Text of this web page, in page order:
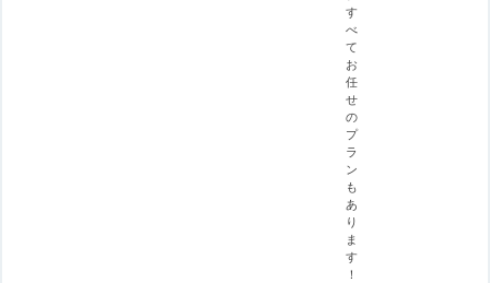
す
べ
て
お
任
せ
の
プ
ラ
ン
も
あ
り
ま
す
！